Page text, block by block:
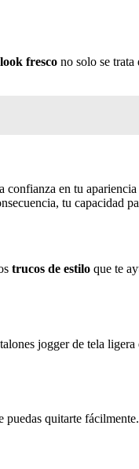
look fresco no solo se trata
en tu
tu capacidad
trucos de estilo que te
jogger de tela
quitarte